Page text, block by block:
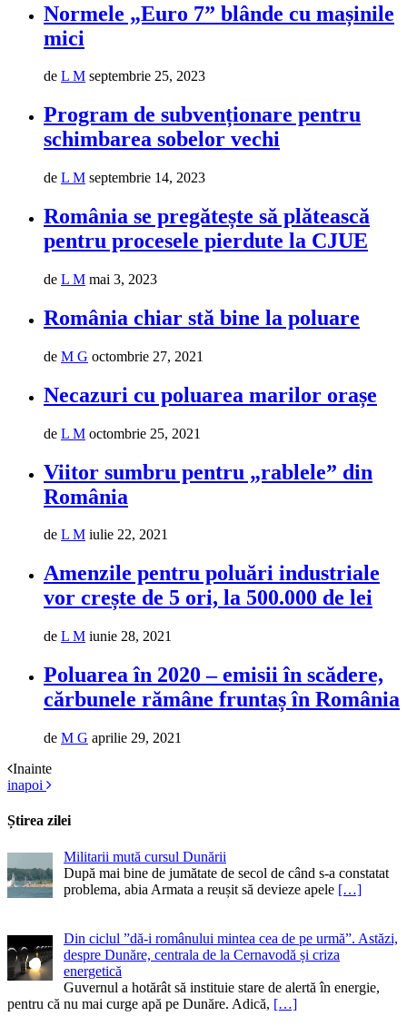
Normele „Euro 7” blânde cu mașinile
mici
de L M septembrie 25, 2023
Program de subvenționare pentru
schimbarea sobelor vechi
de L M septembrie 14, 2023
România se pregătește să plătească
pentru procesele pierdute la CJUE
de L M mai 3, 2023
România chiar stă bine la poluare
de M G octombrie 27, 2021
Necazuri cu poluarea marilor orașe
de L M octombrie 25, 2021
Viitor sumbru pentru „rablele” din
România
de L M iulie 22, 2021
Amenzile pentru poluări industriale
vor crește de 5 ori, la 500.000 de lei
de L M iunie 28, 2021
Poluarea în 2020 – emisii în scădere,
cărbunele rămâne fruntaș în România
de M G aprilie 29, 2021
Inainte
inapoi
Știrea zilei
Militarii mută cursul Dunării
După mai bine de jumătate de secol de când s-a constatat
problema, abia Armata a reușit să devieze apele […]
Din ciclul ”dă-i românului mintea cea de pe urmă”. Astăzi,
despre Dunăre, centrala de la Cernavodă și criza
energetică
Guvernul a hotărât să instituie stare de alertă în energie,
pentru că nu mai curge apă pe Dunăre. Adică, […]